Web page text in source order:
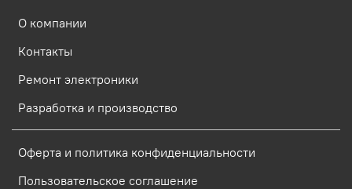
О компании
Контакты
Ремонт электроники
Разработка и производство
Оферта и политика конфиденциальности
Пользовательское соглашение